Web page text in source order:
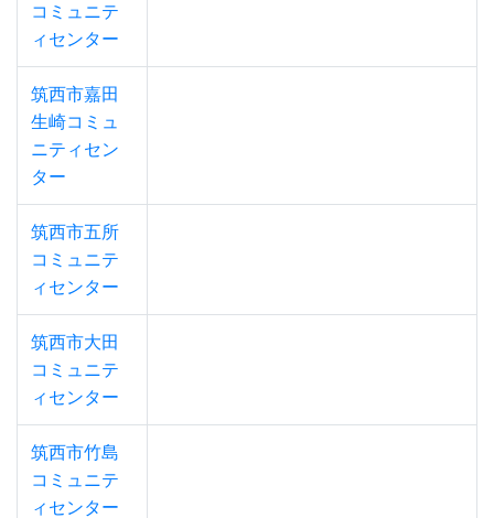
コミュニテ
ィセンター
筑西市嘉田
生崎コミュ
ニティセン
ター
筑西市五所
コミュニテ
ィセンター
筑西市大田
コミュニテ
ィセンター
筑西市竹島
コミュニテ
ィセンター